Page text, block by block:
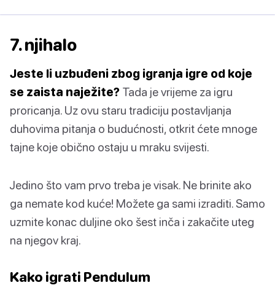
7. njihalo
Jeste li uzbuđeni zbog igranja igre od koje
se zaista naježite? Tada je vrijeme za igru
proricanja. Uz ovu staru tradiciju postavljanja
duhovima pitanja o budućnosti, otkrit ćete mnoge
tajne koje obično ostaju u mraku svijesti.
Jedino što vam prvo treba je visak. Ne brinite ako
ga nemate kod kuće! Možete ga sami izraditi. Samo
uzmite konac duljine oko šest inča i zakačite uteg
na njegov kraj.
Kako igrati Pendulum